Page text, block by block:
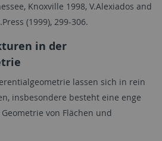
Knoxville 1998, V.Alexiados and
(1999), 299-306.
in der
lassen sich in rein
insbesondere besteht eine enge
von Flächen und